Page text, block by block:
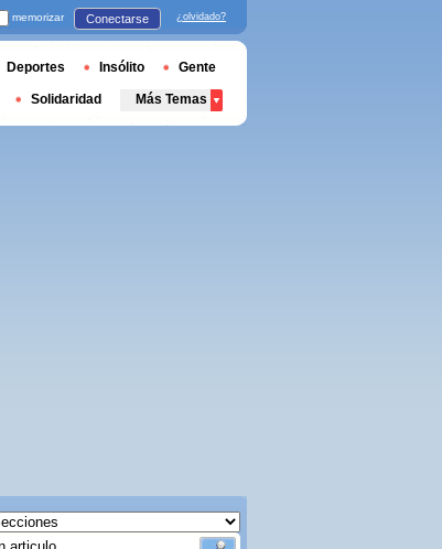
memorizar Conectarse ¿olvidado?
Deportes Insólito Gente
Solidaridad Más Temas